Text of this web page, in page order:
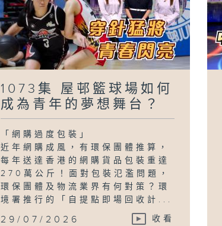
1073集 屋邨籃球場如何
成為青年的夢想舞台？
「網購過度包裝」
近年網購成風，有環保團體推算，
每年送達香港的網購貨品包裝重達
270萬公斤！面對包裝氾濫問題，
環保團體及物流業界有何對策？環
境署推行的「自提點即場回收計...
29/07/2026 收看